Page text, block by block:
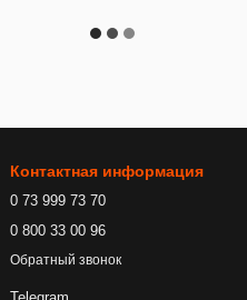
Контактная информация
0 73 999 73 70
0 800 33 00 96
Обратный звонок